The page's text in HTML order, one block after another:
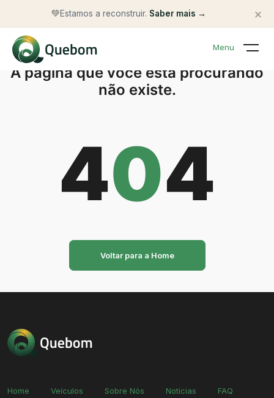
💚Estamos a reconstruir. Saber mais → ×
Menu
A página que você está procurando
não existe.
404
Voltar para a Home
Home Veículos Sobre Nós Notícias
FAQ